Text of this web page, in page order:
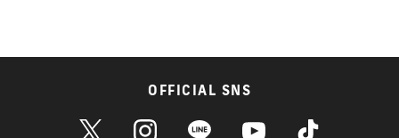
OFFICIAL SNS